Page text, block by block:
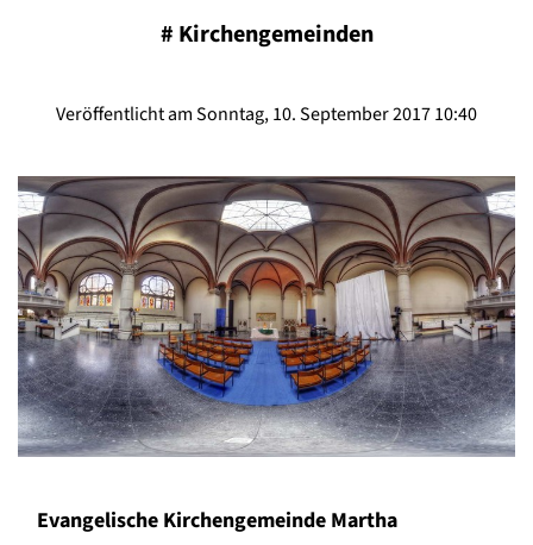
# Kirchengemeinden
Veröffentlicht am Sonntag, 10. September 2017 10:40
Evangelische Kirchengemeinde Martha